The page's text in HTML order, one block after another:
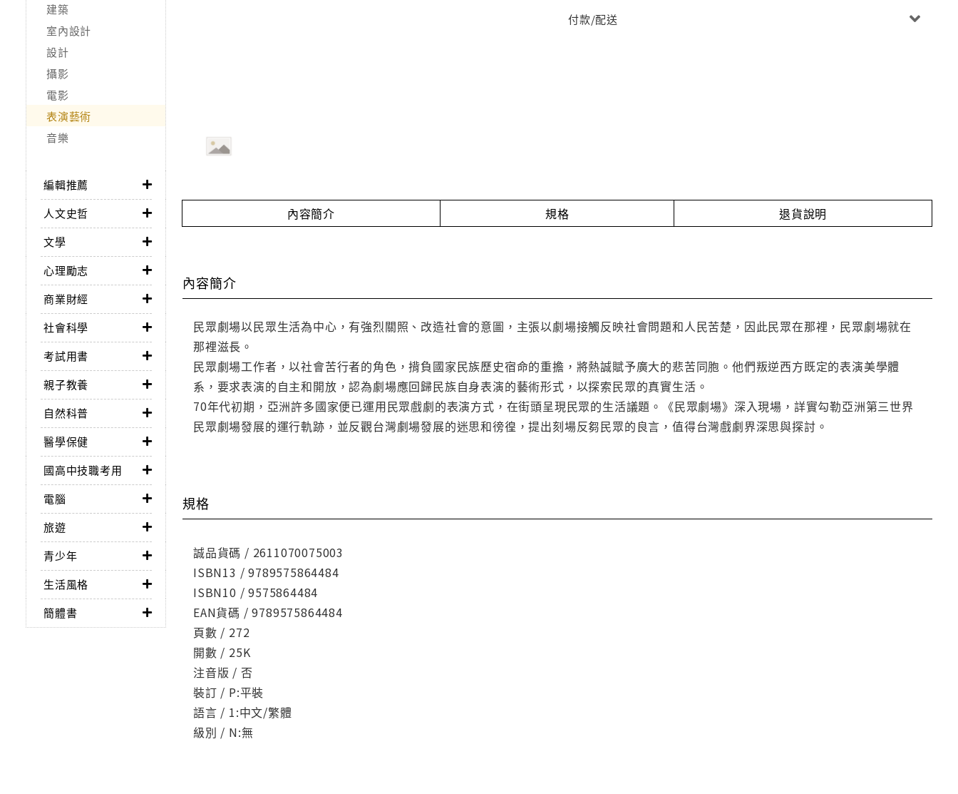
建築
室內設計
設計
攝影
電影
表演藝術
音樂
編輯推薦
人文史哲
文學
心理勵志
商業財經
社會科學
考試用書
親子教養
自然科普
醫學保健
國高中技職考用
電腦
旅遊
青少年
生活風格
簡體書
付款/配送
內容簡介 規格 退貨說明
內容簡介
民眾劇場以民眾生活為中心，有強烈關照、改造社會的意圖，主張以劇場接觸反映社會問題和人民苦楚，因此民眾在那裡，民眾劇場就在
那裡滋長。
民眾劇場工作者，以社會苦行者的角色，揹負國家民族歷史宿命的重擔，將熱誠賦予廣大的悲苦同胞。他們叛逆西方既定的表演美學體
系，要求表演的自主和開放，認為劇場應回歸民族自身表演的藝術形式，以探索民眾的真實生活。
70年代初期，亞洲許多國家便已運用民眾戲劇的表演方式，在街頭呈現民眾的生活議題。《民眾劇場》深入現場，詳實勾勒亞洲第三世界
民眾劇場發展的運行軌跡，並反觀台灣劇場發展的迷思和徬徨，提出刻場反芻民眾的良言，值得台灣戲劇界深思與探討。
規格
誠品貨碼 / 2611070075003
ISBN13 / 9789575864484
ISBN10 / 9575864484
EAN貨碼 / 9789575864484
頁數 / 272
開數 / 25K
注音版 / 否
裝訂 / P:平裝
語言 / 1:中文/繁體
級別 / N:無